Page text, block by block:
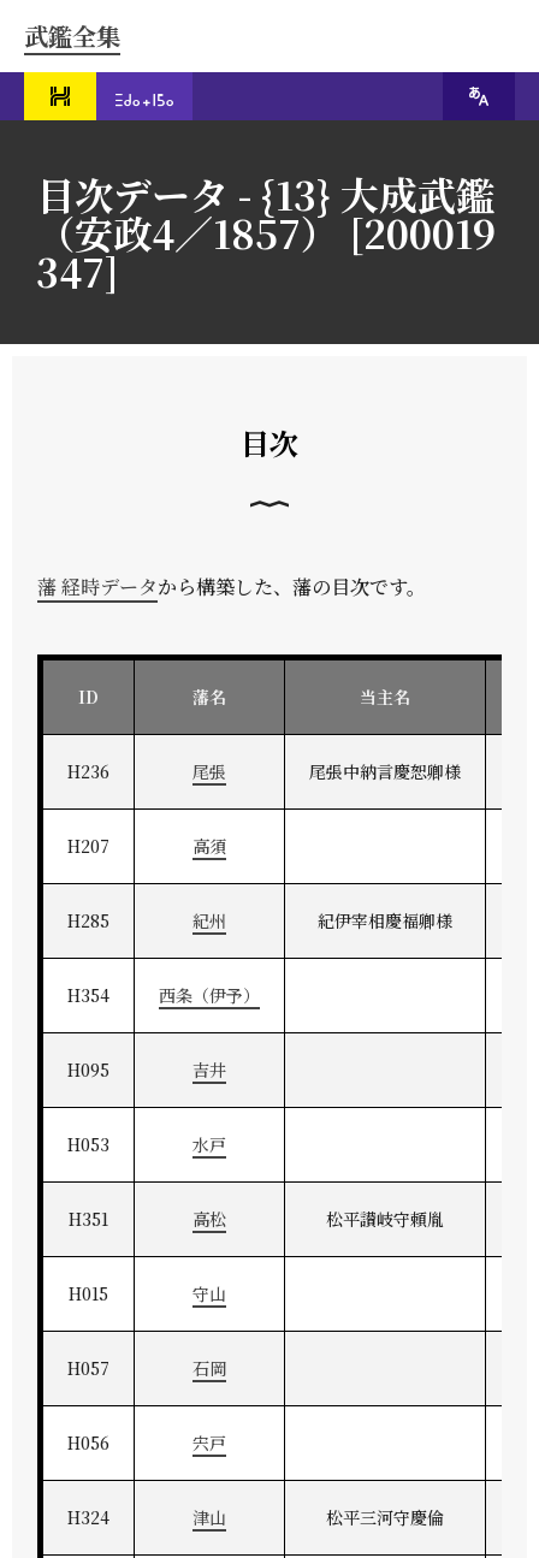
武鑑全集
目次データ - {13} 大成武鑑
（安政4／1857） [200019
347]
目次
藩 経時データから構築した、藩の目次です。
ID 藩名 当主名
H236 尾張 尾張中納言慶恕卿様
H207 高須
H285 紀州 紀伊宰相慶福卿様
H354 西条（伊予）
H095 吉井
H053 水戸
H351 高松 松平讃岐守頼胤
H015 守山
H057 石岡
H056 宍戸
H324 津山 松平三河守慶倫